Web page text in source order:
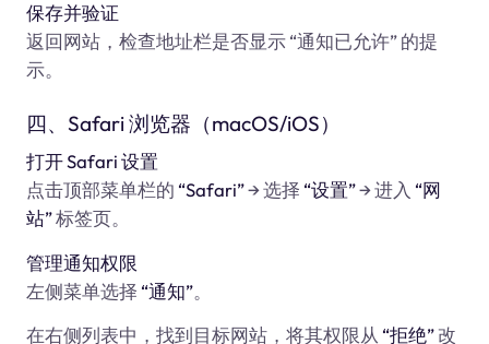
保存并验证
返回网站，检查地址栏是否显示 “通知已允许” 的提
示。
四、Safari 浏览器（macOS/iOS）
打开 Safari 设置
点击顶部菜单栏的 “Safari”→ 选择 “设置”→ 进入 “网
站”标签页。
管理通知权限
左侧菜单选择 “通知”。
在右侧列表中，找到目标网站，将其权限从 “拒绝”改